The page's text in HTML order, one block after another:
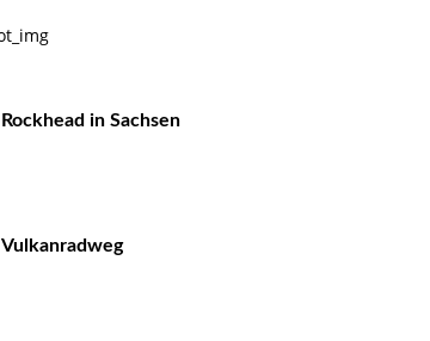
Rockhead in Sachsen
Vulkanradweg